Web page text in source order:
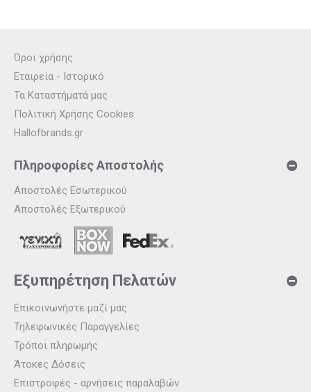
Όροι χρήσης
Εταιρεία - Ιστορικό
Τα Καταστήματά μας
Πολιτική Χρήσης Cookies
Hallofbrands.gr
Πληροφορίες Αποστολής
Αποστολές Εσωτερικού
Αποστολές Εξωτερικού
Εξυπηρέτηση Πελατών
Επικοινωνήστε μαζί μας
Τηλεφωνικές Παραγγελίες
Τρόποι πληρωμής
Άτοκες Δόσεις
Επιστροφές - αρνήσεις παραλαβών